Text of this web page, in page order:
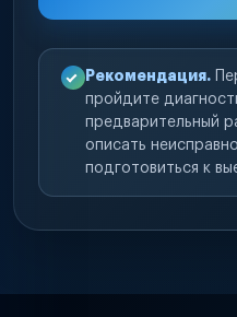
Рекомендация.
пройдите
предварительный
описать
подготовиться к